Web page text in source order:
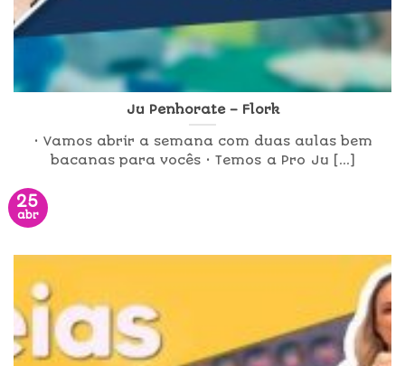
Ju Penhorate – Flork
• Vamos abrir a semana com duas aulas bem
bacanas para vocês • Temos a Pro Ju [...]
25
abr